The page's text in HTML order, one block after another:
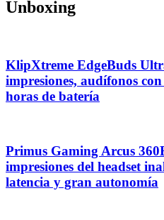
Unboxing
KlipXtreme EdgeBuds
impresiones, audífonos
horas de batería
Primus Gaming Arcus
impresiones del headset
latencia y gran autonomía